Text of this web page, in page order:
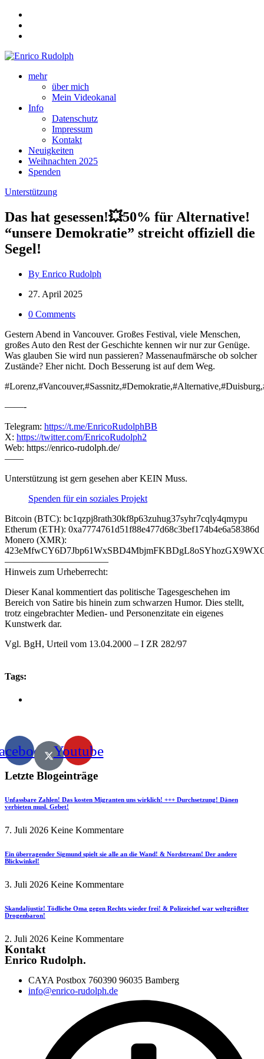
mehr
über mich
Mein Videokanal
Info
Datenschutz
Impressum
Kontakt
Neuigkeiten
Weihnachten 2025
Spenden
Unterstützung
Das hat gesessen!💥50% für Alternative!
“unsere Demokratie” streicht offiziell die
Segel!
By Enrico Rudolph
27. April 2025
0 Comments
Gestern Abend in Vancouver. Großes Festival, viele Menschen,
großes Auto den Rest der Geschichte kennen wir nur zur Genüge.
Was glauben Sie wird nun passieren? Massenaufmärsche ob solcher
Zustände? Eher nicht. Doch Besserung ist auf dem Weg.
——-
Telegram: https://t.me/EnricoRudolphBB
X: https://twitter.com/EnricoRudolph2
Web: https://enrico-rudolph.de/
——
Unterstützung ist gern gesehen aber KEIN Muss.
Spenden für ein soziales Projekt
Bitcoin (BTC): bc1qzpj8rath30kf8p63zuhug37syhr7cqly4qmypu
Etherum (ETH): 0xa7774761d51f88e477d68c3bef174b4e6a58386d
Monero (XMR):
———————————
Hinweis zum Urheberrecht:
Dieser Kanal kommentiert das politische Tagesgeschehen im
Bereich von Satire bis hinein zum schwarzen Humor. Dies stellt,
trotz eingebrachter Medien- und Personenzitate ein eigenes
Kunstwerk dar.
Vgl. BgH, Urteil vom 13.04.2000 – I ZR 282/97
Tags:
Youtube
Letzte Blogeinträge
Unfassbare Zahlen! Das kosten Migranten uns wirklich! +++ Durchsetzung! Dänen
verbieten musl. Gebet!
7. Juli 2026 Keine Kommentare
Ein überragender Sigmund spielt sie alle an die Wand! & Nordstream! Der andere
Blickwinkel!
3. Juli 2026 Keine Kommentare
Skandaljustiz! Tödliche Oma gegen Rechts wieder frei! & Polizeichef war weltgrößter
Drogenbaron!
2. Juli 2026 Keine Kommentare
Kontakt
Enrico Rudolph.
CAYA Postbox 760390 96035 Bamberg
info@enrico-rudolph.de